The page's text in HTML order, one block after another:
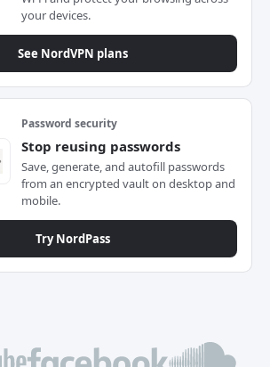
your devices.
See NordVPN plans
Password security
Stop reusing passwords
Save, generate, and autofill passwords
from an encrypted vault on desktop and
mobile.
Try NordPass